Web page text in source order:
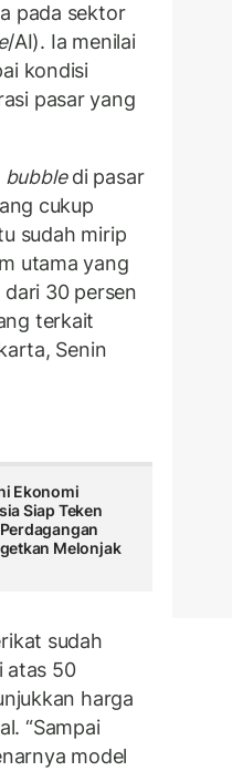
pada sektor
/AI). Ia menilai
kondisi
pasar yang
bubbledi pasar
cukup
sudah mirip
utama yang
30 persen
terkait
Senin
Ekonomi
Siap Teken
Perdagangan
Melonjak
sudah
atas 50
harga
“Sampai
model